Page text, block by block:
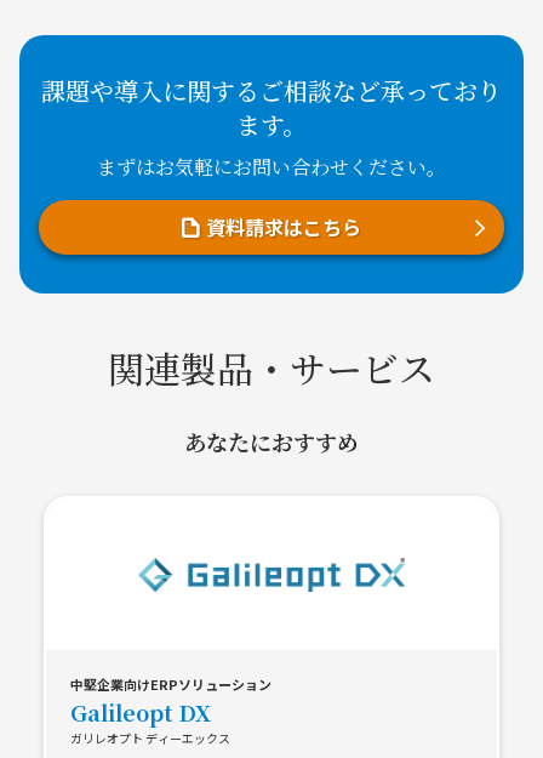
課題や導入に関するご相談など承っており
ます。
まずはお気軽にお問い合わせください。
資料請求はこちら
関連製品・サービス
あなたにおすすめ
中堅企業向けERPソリューション
Galileopt DX
ガリレオプト ディーエックス